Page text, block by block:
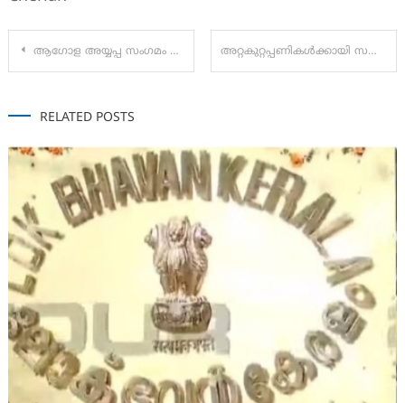
Post
ആഗോള അയ്യപ്പ സംഗമം പങ്കാളിത്തം കൊണ്ടും സംഘാടക മികവുകൊണ്ടും ശ്രദ്ധേയമായി : മന്ത്രി വി എൻ വാസവൻ അറ്റകുറ്റപ്പണികൾക്കായി സന്നിധാനത്ത് നിന്ന് കൊണ്ടുപോയ ദ്വാരപാലക ശിൽപ്പത്തിന്റെ സ്വർണപ്പാളികൾ തിരിച്ചെത്തിച്ചു
RELATED POSTS